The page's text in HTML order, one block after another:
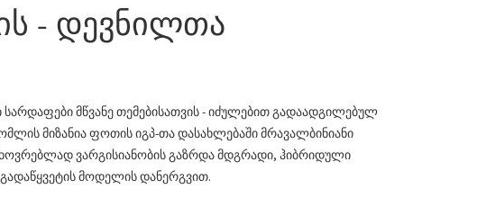
- დევნილთა
მწვანე თემებისათვის - იძულებით გადაადგილებულ
მიზანია ფოთის იგპ-თა დასახლებაში მრავალბინიანი
ვარგისიანობის გაზრდა მდგრადი, ჰიბრიდული
მოდელის დანერგვით.